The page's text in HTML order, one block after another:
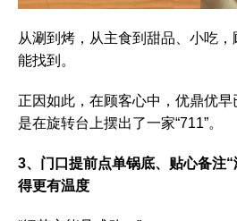
从涮到烤，从主食到甜品、小吃
能找到。
正因如此，在顾客心中，优鼎优
是在旋转台上摆出了一家“711”。
3、门口提前点单锅底、贴心备注
得更有温度